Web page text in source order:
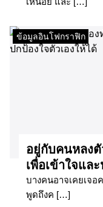
ข้อมูลอินโฟกราฟิก
อยู่กับคนหลงตั
เพื่อเข้าใจแล
บางคนอาจเคยเจอ
พูดถึงค […]